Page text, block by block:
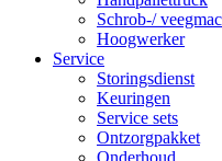
Schrob-/
Hoogwerker
Service
Storingsdienst
Keuringen
Service sets
Ontzorgpakket
Onderhoud